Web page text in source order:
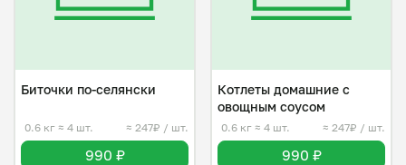
Биточки по-селянски
0.6 кг ≈ 4 шт. ≈ 247₽ / шт.
990 ₽
Котлеты домашние с
овощным соусом
0.6 кг ≈ 4 шт. ≈ 247₽ / шт.
990 ₽